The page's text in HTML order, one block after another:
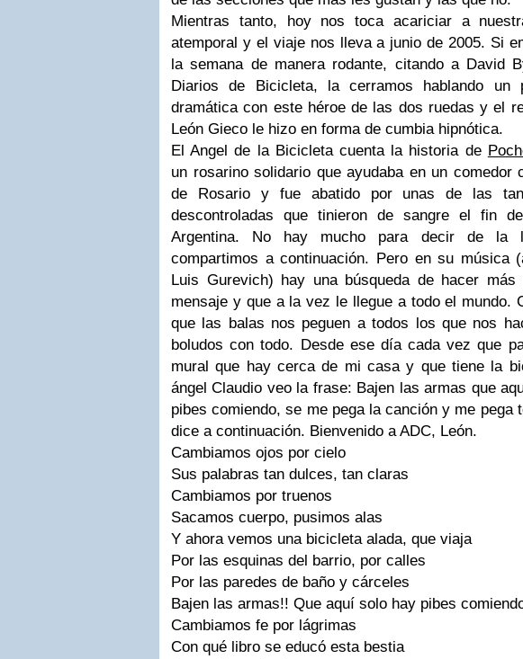
Mientras tanto, hoy nos toca acariciar a
atemporal y el viaje nos lleva a junio de 2005. Si
la semana de manera rodante, citando a David
Diarios de Bicicleta, la cerramos hablando un
dramática con este héroe de las dos ruedas y el
León Gieco le hizo en forma de cumbia hipnótica.
El Angel de la Bicicletacuenta la historia de
un rosarino solidario que ayudaba en un comedor
de Rosario y fue abatido por unas de las
descontroladas que tinieron de sangre el fin
Argentina. No hay mucho para decir de la
compartimos a continuación. Pero en su música
Luis Gurevich) hay una búsqueda de hacer más
mensaje y que a la vez le llegue a todo el mundo.
que las balas nos peguen a todos los que nos
boludos con todo. Desde ese día cada vez que
mural que hay cerca de mi casa y que tiene la
ángel Claudio veo la frase: Bajen las armas que
pibes comiendo, se me pega la canción y me pega
dice a continuación. Bienvenido a ADC, León.
Cambiamos ojos por cielo
Sus palabras tan dulces, tan claras
Cambiamos por truenos
Sacamos cuerpo, pusimos alas
Y ahora vemos una bicicleta alada, que viaja
Por las esquinas del barrio, por calles
Por las paredes de baño y cárceles
Bajen las armas!! Que aquí solo hay pibes
Cambiamos fe por lágrimas
Con qué libro se educó esta bestia